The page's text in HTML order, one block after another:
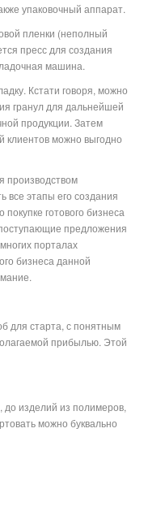
упаковочный аппарат.
пленки (неполный
пресс для создания
машина.
Кстати говоря, можно
гранул для дальнейшей
продукции. Затем
клиентов можно выгодно
производством
все этапы его создания
готового бизнеса
предложения
порталах
бизнеса данной
для старта, с понятным
прибылью. Этой
до изделий из полимеров,
можно буквально
кармане